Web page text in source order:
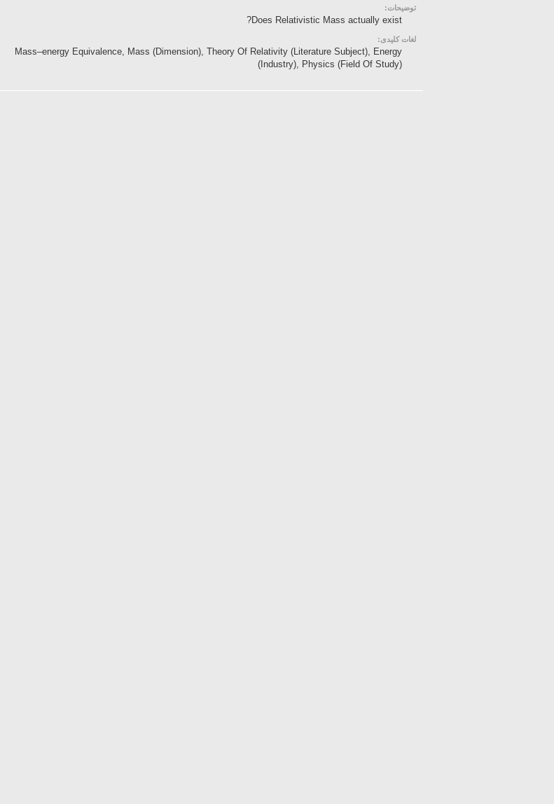
توضیحات:
Does Relativistic Mass actually exist?
لغات کلیدی:
Mass–energy Equivalence, Mass (Dimension), Theory Of Relativity (Literature Subject), Energy
(Industry), Physics (Field Of Study)